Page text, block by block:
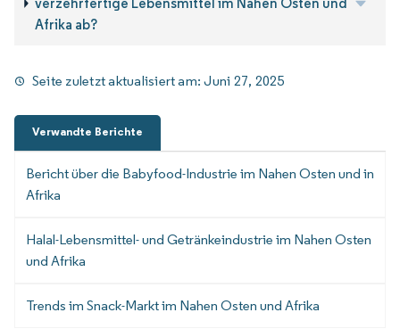
Afrika ab?
Seite zuletzt aktualisiert am:Juni 27, 2025
Verwandte Berichte
Bericht über die Babyfood-Industrie im Nahen Osten und in
Afrika
Halal-Lebensmittel- und Getränkeindustrie im Nahen Osten
und Afrika
Trends im Snack-Markt im Nahen Osten und Afrika